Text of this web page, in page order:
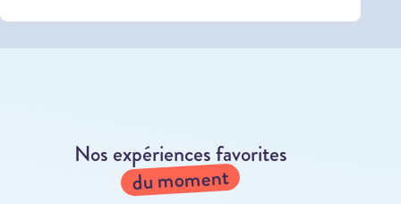
Nos expériences favorites
du moment